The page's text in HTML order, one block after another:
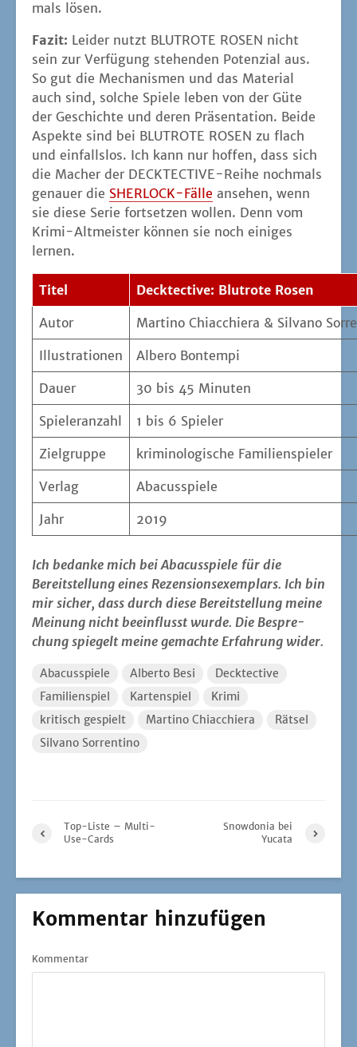
mals lösen.
Fazit: Lei­der nutzt BLUTROTE ROSEN nicht
sein zur Ver­fü­gung ste­hen­den Poten­zi­al aus.
So gut die Mecha­nis­men und das Mate­ri­al
auch sind, sol­che Spie­le leben von der Güte
der Geschich­te und deren Prä­sen­ta­ti­on. Bei­de
Aspek­te sind bei BLUTROTE ROSEN zu flach
und ein­falls­los. Ich kann nur hof­fen, dass sich
die Macher der DECK­TEC­TI­VE-Rei­he noch­mals
genau­er die SHER­LOCK-Fäl­le anse­hen, wenn
sie die­se Serie fort­set­zen wol­len. Denn vom
Kri­mi-Alt­meis­ter kön­nen sie noch eini­ges
lernen.
Titel Deck­tec­ti­ve: Blut­ro­te Rosen
Autor Mar­ti­no Chi­ac­c­hie­ra & Sil­va­no
Illus­tra­tio­nen Albe­ro Bontempi
Dau­er 30 bis 45 Minuten
Spie­ler­an­zahl 1 bis 6 Spieler
Ziel­grup­pe kri­mi­no­lo­gi­sche Familienspieler
Ver­lag Aba­cus­spie­le
Jahr 2019
Ich bedan­ke mich bei Aba­cus­spie­le für die
Bereit­stel­lung eines Rezen­si­ons­exem­plars. Ich bin
mir sicher, dass durch die­se Bereit­stel­lung mei­ne
Mei­nung nicht beein­flusst wur­de. Die Bespre­
chung spie­gelt mei­ne gemach­te Erfah­rung wider.
Abacusspiele Alberto Besi
Decktective
Familienspiel
Kartenspiel
Krimi
kritisch gespielt
Martino Chiacchiera
Rätsel
Silvano Sorrentino
Top-Liste – Multi-
Use-Cards
Snowdonia bei
Yucata
Kommentar hinzufügen
Kommentar